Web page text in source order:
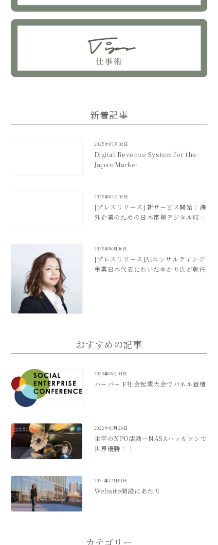
新着記事
2025年07月02日
Digital Revenue System for the
Japan Market
2025年07月02日
[プレスリリース] 新サービス開始：海
外企業のための日本市場デジタル収益
2025年06月16日
[プレスリリース]AIコンサルティング
事業日本代表にわいだゆかり氏が就任
おすすめの記事
2023年06月04日
ハーバード社会起業大会でパネル登壇
2022年03月28日
主宰のNPO活動ーNASAハッカソンで
世界優勝！！
2021年12月01日
Website開設にあたり
カテゴリー